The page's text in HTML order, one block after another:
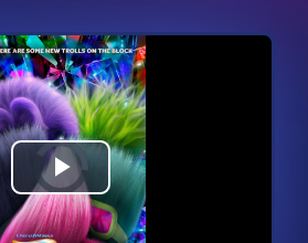
Видеоплеер
загружается.
Воспроизвести